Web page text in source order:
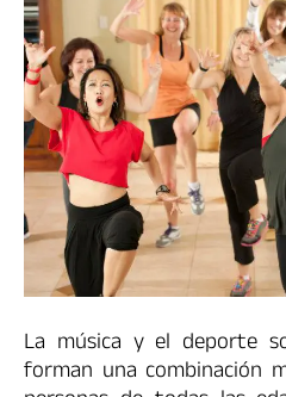
La música y el deporte
forman una combinación